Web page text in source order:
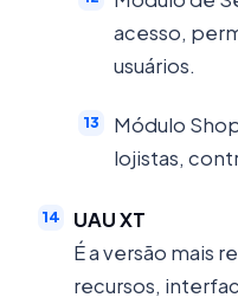
acesso,
usuários.
Módulo
lojistas,
UAU XT
É a versão mais
recursos,